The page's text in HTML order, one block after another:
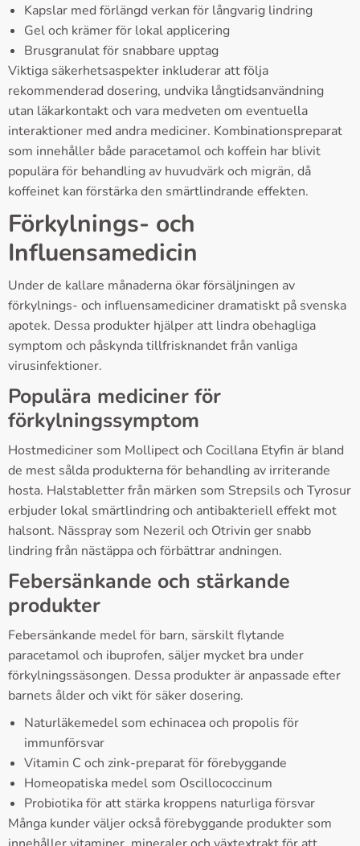
Kapslar med förlängd verkan för långvarig lindring
Gel och krämer för lokal applicering
Brusgranulat för snabbare upptag
Viktiga säkerhetsaspekter inkluderar att följa
rekommenderad dosering, undvika långtidsanvändning
utan läkarkontakt och vara medveten om eventuella
interaktioner med andra mediciner. Kombinationspreparat
som innehåller både paracetamol och koffein har blivit
populära för behandling av huvudvärk och migrän, då
koffeinet kan förstärka den smärtlindrande effekten.
Förkylnings- och
Influensamedicin
Under de kallare månaderna ökar försäljningen av
förkylnings- och influensamediciner dramatiskt på svenska
apotek. Dessa produkter hjälper att lindra obehagliga
symptom och påskynda tillfrisknandet från vanliga
virusinfektioner.
Populära mediciner för
förkylningssymptom
Hostmediciner som Mollipect och Cocillana Etyfin är bland
de mest sålda produkterna för behandling av irriterande
hosta. Halstabletter från märken som Strepsils och Tyrosur
erbjuder lokal smärtlindring och antibakteriell effekt mot
halsont. Nässpray som Nezeril och Otrivin ger snabb
lindring från nästäppa och förbättrar andningen.
Febersänkande och stärkande
produkter
Febersänkande medel för barn, särskilt flytande
paracetamol och ibuprofen, säljer mycket bra under
förkylningssäsongen. Dessa produkter är anpassade efter
barnets ålder och vikt för säker dosering.
Naturläkemedel som echinacea och propolis för
immunförsvar
Vitamin C och zink-preparat för förebyggande
Homeopatiska medel som Oscillococcinum
Probiotika för att stärka kroppens naturliga försvar
Många kunder väljer också förebyggande produkter som